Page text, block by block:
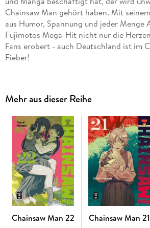
Chainsaw Man gehört haben. Mit
aus Humor, Spannung und jeder Menge
Fujimotos Mega-Hit nicht nur die
Fans erobert - auch Deutschland ist im
Fieber!
mehr als Menschen hasst sie lediglich
Teufel das Leben der Oberschülerin
blutiger Höllenritt. . . !
"Blutig, lustig und actiongeladen."
- Manga Passion.
Mehr aus dieser Reihe
Chainsaw Man 22
Chainsaw Man 21